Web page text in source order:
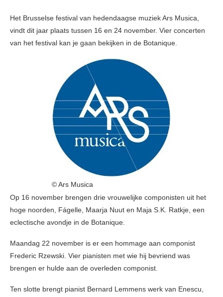
Het Brusselse festival van hedendaagse muziek Ars Musica,
vindt dit jaar plaats tussen 16 en 24 november. Vier concerten
van het festival kan je gaan bekijken in de Botanique.
© Ars Musica
Op 16 november brengen drie vrouwelijke componisten uit het
hoge noorden, Fágelle, Maarja Nuut en Maja S.K. Ratkje, een
eclectische avondje in de Botanique.
Maandag 22 november is er een hommage aan componist
Frederic Rzewski. Vier pianisten met wie hij bevriend was
brengen er hulde aan de overleden componist.
Ten slotte brengt pianist Bernard Lemmens werk van Enescu,